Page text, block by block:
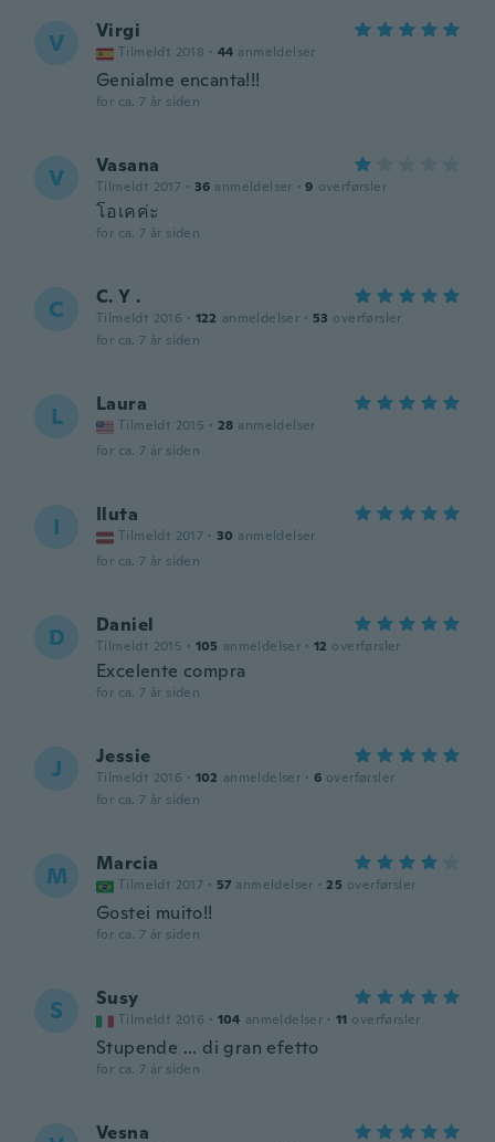
V Virgi
Tilmeldt 2018 · 44 anmeldelser
Genialme encanta!!!
for ca. 7 år siden
V Vasana
Tilmeldt 2017 · 36 anmeldelser · 9 overførsler
โอเคค่ะ
for ca. 7 år siden
C C. Y .
Tilmeldt 2016 · 122 anmeldelser · 53 overførsler
for ca. 7 år siden
L Laura
Tilmeldt 2015 · 28 anmeldelser
for ca. 7 år siden
I Iluta
Tilmeldt 2017 · 30 anmeldelser
for ca. 7 år siden
D Daniel
Tilmeldt 2015 · 105 anmeldelser · 12 overførsler
Excelente compra
for ca. 7 år siden
J Jessie
Tilmeldt 2016 · 102 anmeldelser · 6 overførsler
for ca. 7 år siden
M Marcia
Tilmeldt 2017 · 57 anmeldelser · 25 overførsler
Gostei muito!!
for ca. 7 år siden
S Susy
Tilmeldt 2016 · 104 anmeldelser · 11 overførsler
Stupende ... di gran efetto
for ca. 7 år siden
Vesna